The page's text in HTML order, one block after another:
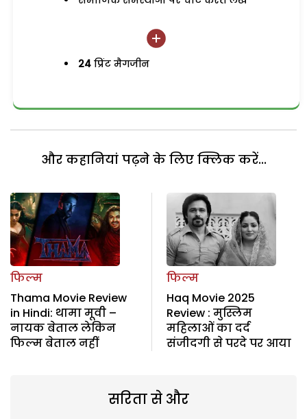
24 प्रिंट मैगजीन
और कहानियां पढ़ने के लिए क्लिक करें...
फिल्म
Thama Movie Review
in Hindi: थामा मूवी –
नायक बेताल लेकिन
फिल्म बेताल नहीं
फिल्म
Haq Movie 2025
Review : मुस्लिम
महिलाओं का दर्द
संजीदगी से परदे पर आया
सरिता से और